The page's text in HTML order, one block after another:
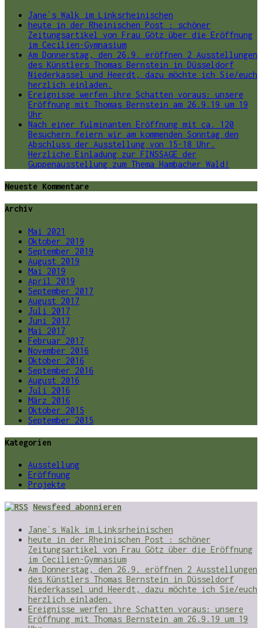
Jane`s Walk im Linksrheinischen
heute in der Rheinischen Post : schöner
Zeitungsartikel von Frau Götz über die Eröffnung
im Cecilien-Gymnasium
Am Donnerstag, den 26.9. eröffnen 2 Ausstellungen
des Künstlers Thomas Bernstein in Düsseldorf
Niederkassel und Heerdt, dazu möchte ich Sie/euch
herzlich einladen.
Ereignisse werfen ihre Schatten voraus: unsere
Eröffnung mit Thomas Bernstein am 26.9.19 um 19
Uhr
Nach einer fulminanten Eröffnung mit ca. 120
Besuchern feiern wir am kommenden Sonntag den
Abschluss der Ausstellung von 15-18 Uhr.
Herzliche Einladung zur FINSSAGE der
Guppenausstellung zum Thema Hambacher Wald!
Neueste Kommentare
Archiv
Mai 2021
Oktober 2019
September 2019
August 2019
Mai 2019
April 2019
September 2017
August 2017
Juli 2017
Juni 2017
Mai 2017
Februar 2017
November 2016
Oktober 2016
September 2016
August 2016
Juli 2016
März 2016
Oktober 2015
September 2015
Kategorien
Ausstellung
Eröffnung
Projekte
Newsfeed abonnieren
Jane`s Walk im Linksrheinischen
heute in der Rheinischen Post : schöner
Zeitungsartikel von Frau Götz über die Eröffnung
im Cecilien-Gymnasium
Am Donnerstag, den 26.9. eröffnen 2 Ausstellungen
des Künstlers Thomas Bernstein in Düsseldorf
Niederkassel und Heerdt, dazu möchte ich Sie/euch
herzlich einladen.
Ereignisse werfen ihre Schatten voraus: unsere
Eröffnung mit Thomas Bernstein am 26.9.19 um 19